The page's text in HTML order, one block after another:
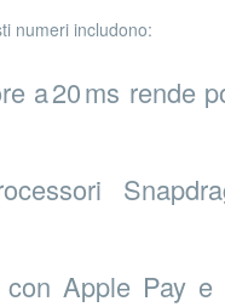
numeri includono:
a 20 ms rende
Apple Pay